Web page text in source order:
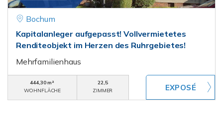
Bochum
Kapitalanleger aufgepasst! Vollvermietetes
Renditeobjekt im Herzen des Ruhrgebietes!
Mehrfamilienhaus
444,30 m²
WOHNFLÄCHE
22,5
ZIMMER